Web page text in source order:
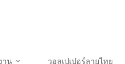
าน วอลเปเปอร์ลายไทย